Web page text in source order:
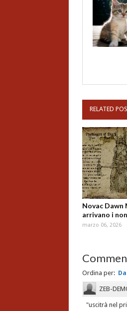
RELATED
Novac Dawn
arrivano i
marzo 06, 2026
Ordina per:
ZEB-
"uscitrà nel